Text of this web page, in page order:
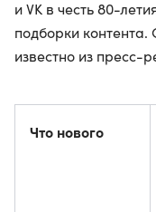
и VK в честь 80-
подборки
известно из пресс-
Что нового